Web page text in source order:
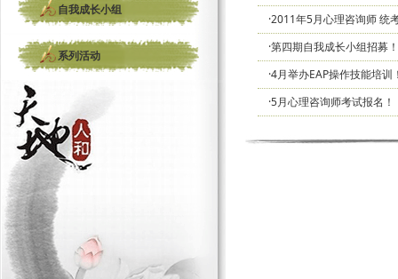
自我成长小组
系列活动
·2011年5月心理咨询师 统
·第四期自我成长小组招募！
·4月举办EAP操作技能培训
·5月心理咨询师考试报名！